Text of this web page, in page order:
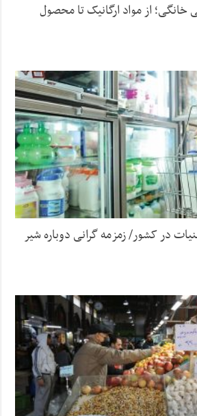
از مواد ارگانیک تا محصول
در کشور/ زمزمه گرانی دوباره شیر